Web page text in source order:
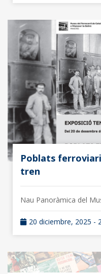
Poblats
tren
Nau Panoràmica del
20 diciembre, 2025 -